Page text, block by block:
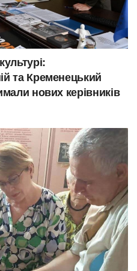
та Кременецький
нових керівників